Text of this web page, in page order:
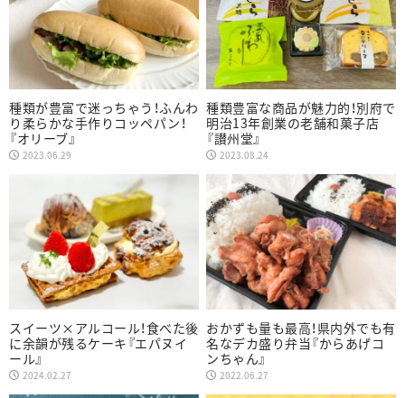
種類が豊富で迷っちゃう！ふんわ
り柔らかな手作りコッペパン！
『オリーブ』
2023.06.29
種類豊富な商品が魅力的！別府で
明治13年創業の老舗和菓子店
『讃州堂』
2023.08.24
スイーツ×アルコール！食べた後
に余韻が残るケーキ『エパヌイ
ール』
2024.02.27
おかずも量も最高！県内外でも有
名なデカ盛り弁当『からあげコ
ンちゃん』
2022.06.27